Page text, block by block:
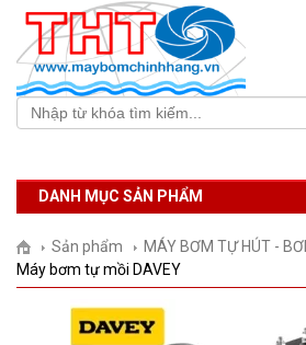
DANH MỤC SẢN PHẨM
Sản phẩm
MÁY BƠM TỰ HÚT -
Máy bơm tự mồi DAVEY